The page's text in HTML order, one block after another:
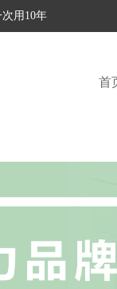
用10年
首